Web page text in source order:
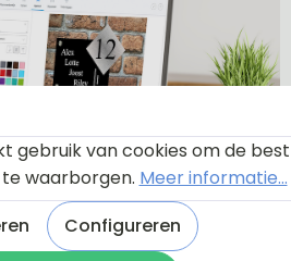
gebruik van cookies om de best
waarborgen. Meer informatie...
Configureren